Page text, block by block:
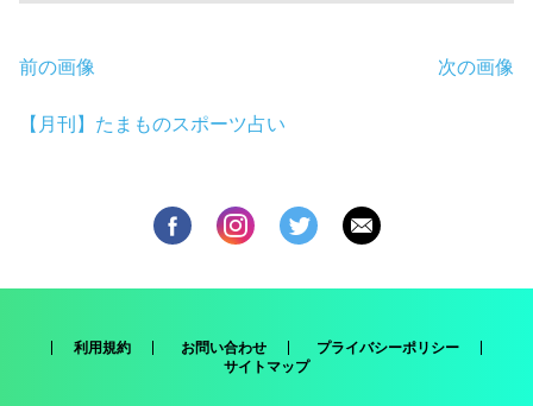
前の画像 次の画像
【月刊】たまものスポーツ占い
利用規約 お問い合わせ
プライバシーポリシー
サイトマップ